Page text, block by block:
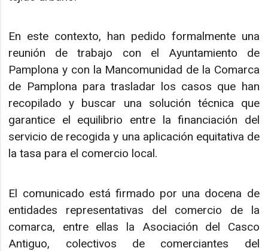
En este contexto, han pedido formalmente una
reunión de trabajo con el Ayuntamiento de
Pamplona y con la Mancomunidad de la Comarca
de Pamplona para trasladar los casos que han
recopilado y buscar una solución técnica que
garantice el equilibrio entre la financiación del
servicio de recogida y una aplicación equitativa de
la tasa para el comercio local.
El comunicado está firmado por una docena de
entidades representativas del comercio de la
comarca, entre ellas la Asociación del Casco
Antiguo, colectivos de comerciantes del